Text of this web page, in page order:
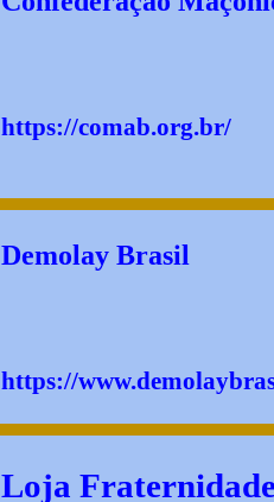
https://comab.org.br/
Demolay Brasil
https://
Loja Fraternidade